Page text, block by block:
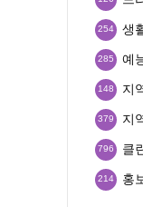
생
254
예
285
지
148
지
379
클
796
홍
214